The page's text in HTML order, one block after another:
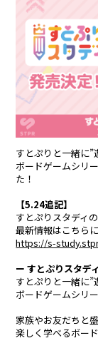
CREATOR
莉犬
ころん
ジェル
しゆん
すとぷりと一緒に
ボードゲームシリ
た！
【5.24追記】
すとぷりスタディ
最新情報はこちら
https://s-
ー すとぷりスタデ
すとぷりと一緒に
ボードゲームシリ
家族やお友だちと
楽しく学べるボード